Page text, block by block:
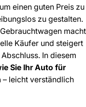
einen guten Preis zu
zu gestalten.
macht
Käufer und steigert
In diesem
Sie Ihr Auto für
– leicht verständlich